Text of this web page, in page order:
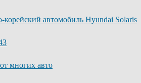
автомобиль Hyundai Solaris
многих авто